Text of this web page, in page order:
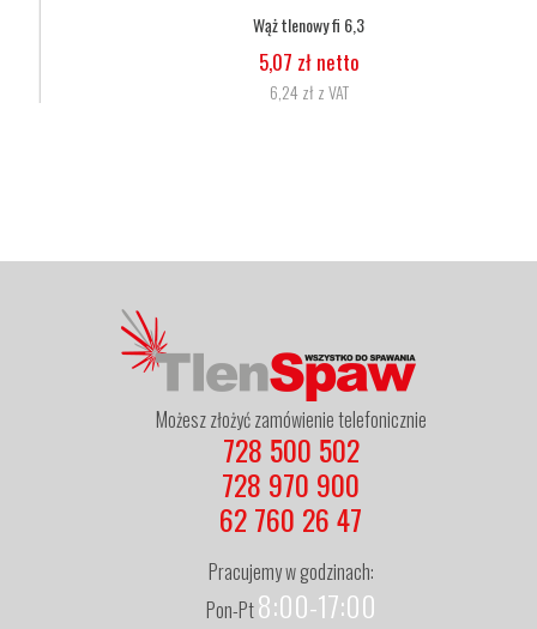
Wąż tlenowy fi 6,3
5,07 zł netto
6,24 zł z VAT
Możesz złożyć zamówienie telefonicznie
728 500 502
728 970 900
62 760 26 47
Pracujemy w godzinach:
Pon-Pt8:00-17:00